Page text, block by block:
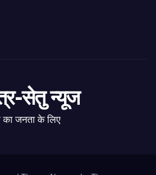
सेतु न्यूज
का जनता के लिए